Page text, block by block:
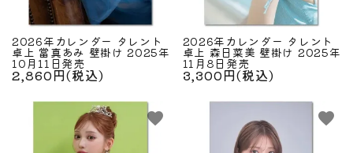
2026年カレンダー タレント
卓上 當真あみ 壁掛け 2025年
10月11日発売
2,860円(税込)
2026年カレンダー タレント
卓上 森日菜美 壁掛け 2025年
11月8日発売
3,300円(税込)
favorite favorite